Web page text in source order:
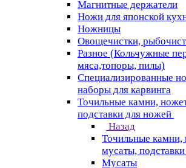
Магнитные держатели
Ножи для японской
Ножницы
Овощечистки,
Разное (Кольчужные
мяса,топоры, пилы)
Специализированные
наборы для карвинга
Точильные камни,
подставки для ножей
Назад
Точильные камни,
мусаты,
Мусаты